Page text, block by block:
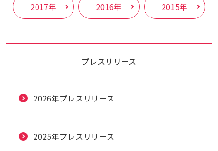
2017年 2016年 2015年
プレスリリース
2026年プレスリリース
2025年プレスリリース